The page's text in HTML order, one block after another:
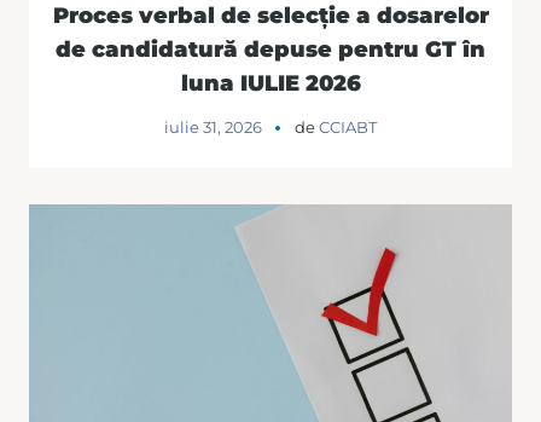
Proces verbal de selecție a dosarelor
de candidatură depuse pentru GT în
luna IULIE 2026
iulie 31, 2026 deCCIABT